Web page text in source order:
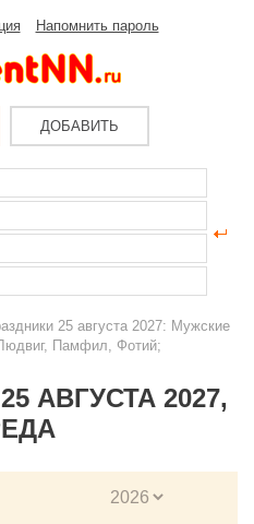
Напомнить пароль
ДОБАВИТЬ
25 августа 2027: Мужские
Памфил, Фотий;
АВГУСТА 2027,